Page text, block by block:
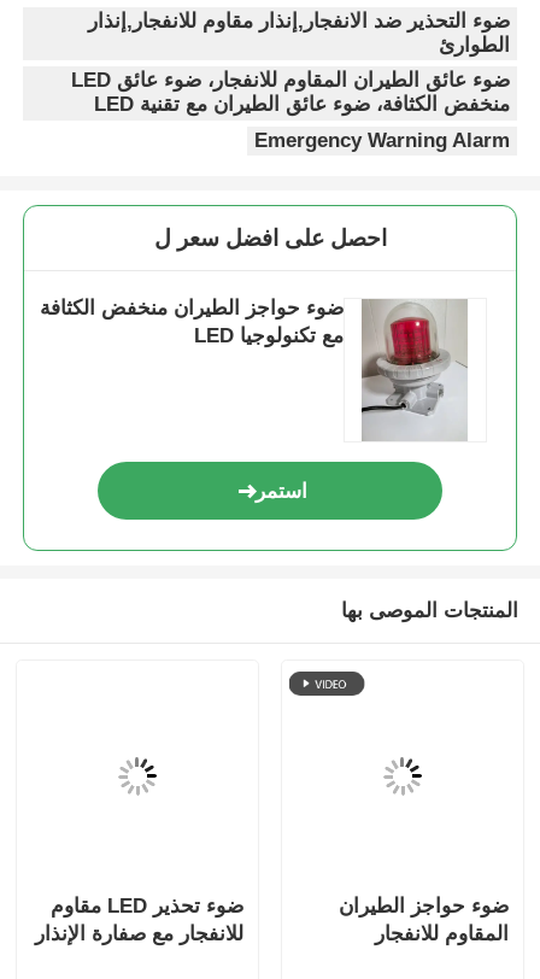
ضوء التحذير ضد الانفجار,إنذار مقاوم للانفجار,إنذار
الطوارئ
ضوء عائق الطيران المقاوم للانفجار، ضوء عائق LED
منخفض الكثافة، ضوء عائق الطيران مع تقنية LED
Emergency Warning Alarm
احصل على افضل سعر ل
ضوء حواجز الطيران منخفض الكثافة
مع تكنولوجيا LED
استمر
المنتجات الموصى بها
ضوء حواجز الطيران
المقاوم للانفجار
ضوء تحذير LED مقاوم
للانفجار مع صفارة الإنذار